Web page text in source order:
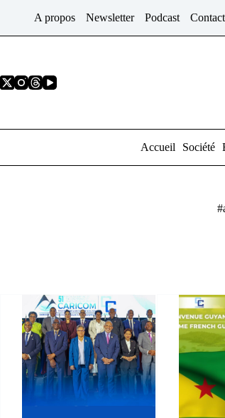
A propos Newsletter Podcast Contact
Accueil Société